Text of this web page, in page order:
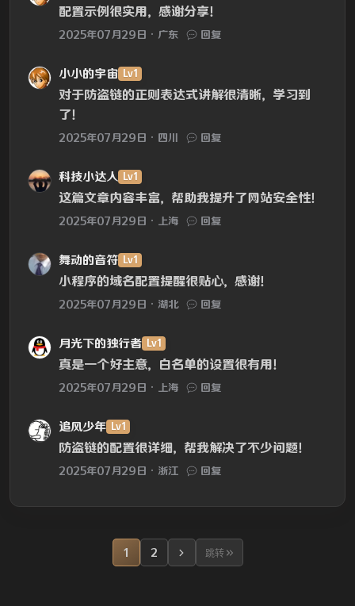
配置示例很实用，感谢分享！
2025年07月29日 广东 回复
小小的宇宙 Lv1
对于防盗链的正则表达式讲解很清晰，学习到
了！
2025年07月29日 四川 回复
科技小达人 Lv1
这篇文章内容丰富，帮助我提升了网站安全性！
2025年07月29日 上海 回复
舞动的音符 Lv1
小程序的域名配置提醒很贴心，感谢！
2025年07月29日 湖北 回复
月光下的独行者 Lv1
真是一个好主意，白名单的设置很有用！
2025年07月29日 上海 回复
追风少年 Lv1
防盗链的配置很详细，帮我解决了不少问题！
2025年07月29日 浙江 回复
1 2 跳转